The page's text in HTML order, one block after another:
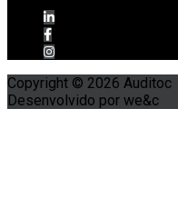
Copyright © 2026 Auditoc
Desenvolvido por we&c